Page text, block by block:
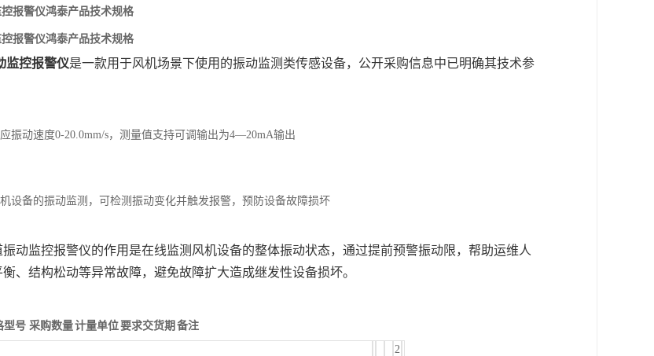
报警仪鸿泰产品技术规格
报警仪鸿泰产品技术规格
监控报警仪‌是一款用于风机场景下使用的振动监测类传感设备，公开采购信息中已明确其技术参
振动速度0-20.0mm/s，测量值支持可调输出为4―20mA输出
设备的振动监测，可检测振动变化并触发报警，预防设备故障损坏
动监控报警仪的作用是在线监测风机设备的整体振动状态，通过提前预警振动限，帮助运维人
、结构松动等异常故障，避免故障扩大造成继发性设备损坏。
型号 采购数量计量单位要求交货期 备注
2